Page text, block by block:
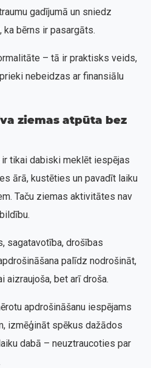
gadījumā un sniedz
bērns ir pasargāts.
– tā ir praktisks veids,
nebeidzas ar finansiālu
ziemas atpūta bez
tikai dabiski meklēt iespējas
ārā, kustēties un pavadīt laiku
Taču ziemas aktivitātes nav
sagatavotība, drošības
palīdz nodrošināt,
aizraujoša, bet arī droša.
apdrošināšanu iespējams
izmēģināt spēkus dažādos
dabā – neuztraucoties par